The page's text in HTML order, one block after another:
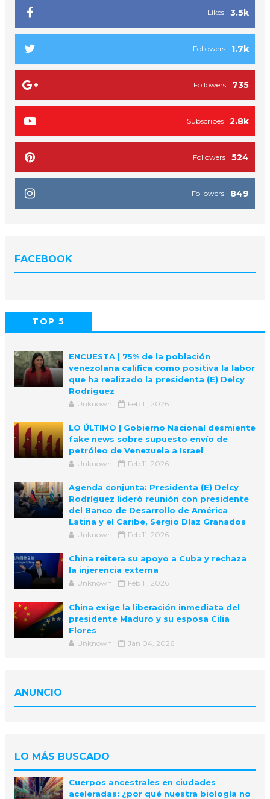
3.5k
Likes
1.7k
Followers
735
Followers
2.8k
Subscribes
524
Followers
849
Followers
FACEBOOK
TOP 5
ENCUESTA | 75% de la población
venezolana califica como positiva la labor
que ha realizado la presidenta (E) Delcy
Rodríguez
Unknown Feb 11, 2026
LO ÚLTIMO | Gobierno Nacional desmiente
fake news sobre supuesto envío de
petróleo de Venezuela a Israel
Unknown Feb 11, 2026
Agenda conjunta: Presidenta (E) Delcy
Rodríguez lideró reunión con presidente
del Banco de Desarrollo de América
Latina y el Caribe, Sergio Díaz Granados
Unknown Feb 11, 2026
China reitera su apoyo a Cuba y rechaza
la injerencia externa
Unknown Feb 11, 2026
China exige la liberación inmediata del
presidente Maduro y su esposa Cilia
Flores
Unknown Jan 04, 2026
ANUNCIO
LO MÁS BUSCADO
Cuerpos ancestrales en ciudades
aceleradas: ¿por qué nuestra biología no